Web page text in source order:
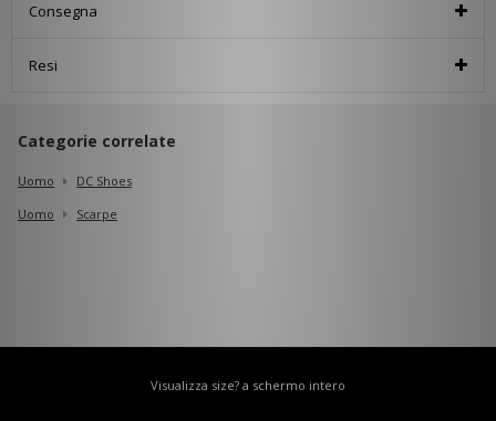
Consegna
Resi
Categorie correlate
Uomo
DC Shoes
Uomo
Scarpe
Visualizza size? a schermo intero